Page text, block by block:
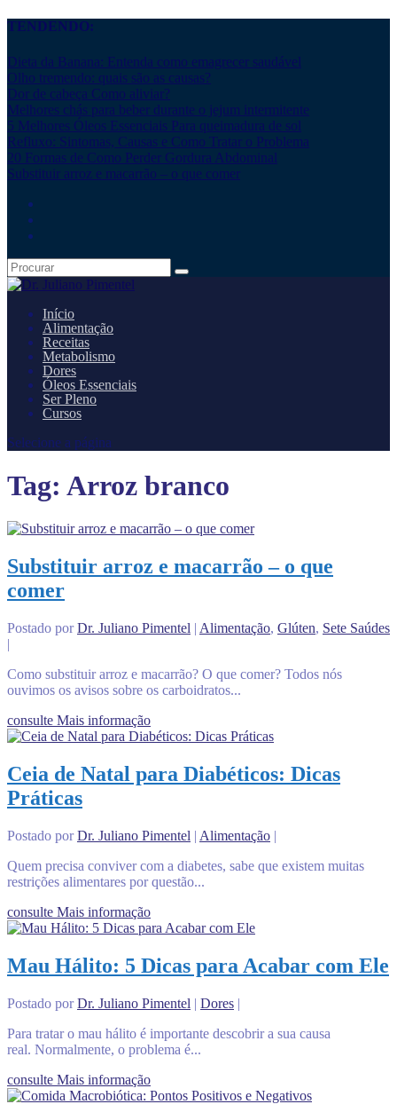
TENDENDO:
Dieta da Banana: Entenda como emagrecer saudável
Olho tremendo: quais são as causas?
Dor de cabeça Como aliviar?
Melhores chás para beber durante o jejum intermitente
5 Melhores Óleos Essenciais Para queimadura de sol
Refluxo: Sintomas, Causas e Como Tratar o Problema
20 Formas de Como Perder Gordura Abdominal
Substituir arroz e macarrão – o que comer
Início
Alimentação
Receitas
Metabolismo
Dores
Óleos Essenciais
Ser Pleno
Cursos
Selecione a página
Tag: Arroz branco
Substituir arroz e macarrão – o que
comer
Postado porDr. Juliano Pimentel | Alimentação, Glúten, Sete Saúdes
|
Como substituir arroz e macarrão? O que comer? Todos nós
ouvimos os avisos sobre os carboidratos...
consulte Mais informação
Ceia de Natal para Diabéticos: Dicas
Práticas
Postado porDr. Juliano Pimentel | Alimentação |
Quem precisa conviver com a diabetes, sabe que existem muitas
restrições alimentares por questão...
consulte Mais informação
Mau Hálito: 5 Dicas para Acabar com Ele
Postado porDr. Juliano Pimentel | Dores |
Para tratar o mau hálito é importante descobrir a sua causa
real. Normalmente, o problema é...
consulte Mais informação